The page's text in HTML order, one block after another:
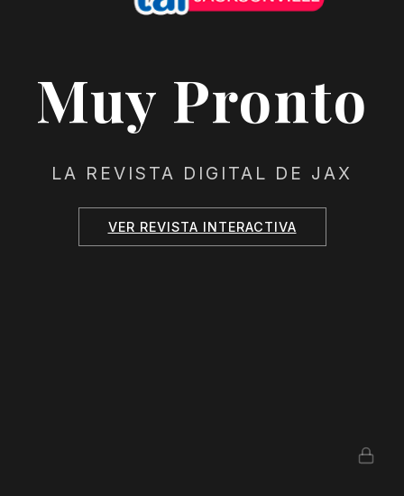
Muy Pronto
LA REVISTA DIGITAL DE JAX
VER REVISTA INTERACTIVA